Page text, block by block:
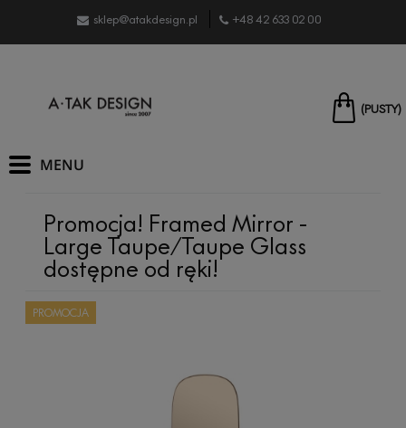
sklep@atakdesign.pl +48 42 633 02 00
(PUSTY)
Promocja! Framed Mirror -
Large Taupe/Taupe Glass
dostępne od ręki!
PROMOCJA